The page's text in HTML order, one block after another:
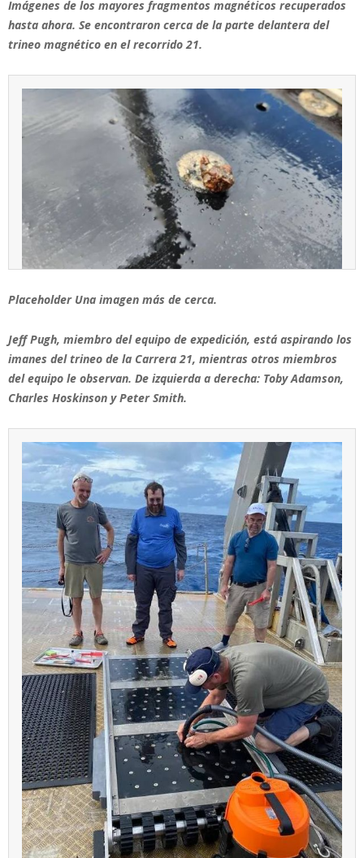
Imágenes de los mayores fragmentos magnéticos recuperados
hasta ahora. Se encontraron cerca de la parte delantera del
trineo magnético en el recorrido 21.
Placeholder Una imagen más de cerca.
Jeff Pugh, miembro del equipo de expedición, está aspirando los
imanes del trineo de la Carrera 21, mientras otros miembros
del equipo le observan. De izquierda a derecha: Toby Adamson,
Charles Hoskinson y Peter Smith.